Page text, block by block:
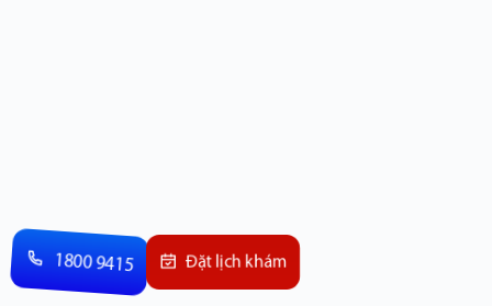
1800 9415 Đặt lịch khám